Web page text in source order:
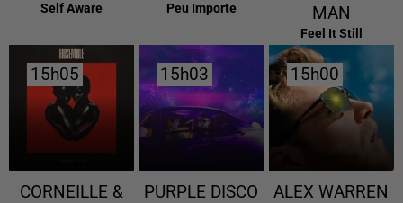
Self Aware Peu Importe
MAN
Feel It Still
15h05
15h05
CORNEILLE &
15h03
15h03
PURPLE DISCO
15h00
15h00
ALEX WARREN